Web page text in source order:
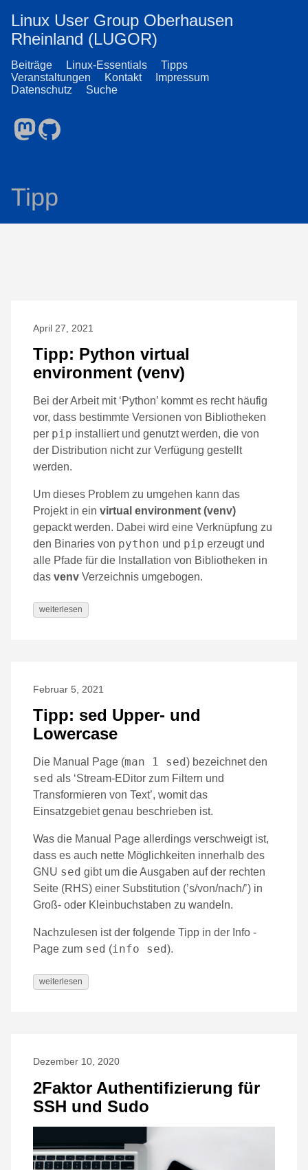
Linux User Group Oberhausen
Rheinland (LUGOR)
Beiträge Linux-Essentials
Tipps
Veranstaltungen
Kontakt
Impressum
Datenschutz
Suche
Tipp
April 27, 2021
Tipp: Python virtual
environment (venv)
Bei der Arbeit mit ‘Python’ kommt es recht häufig
vor, dass bestimmte Versionen von Bibliotheken
per pip installiert und genutzt werden, die von
der Distribution nicht zur Verfügung gestellt
werden.
Um dieses Problem zu umgehen kann das
Projekt in ein virtual environment (venv)
gepackt werden. Dabei wird eine Verknüpfung zu
den Binaries von python und pip erzeugt und
alle Pfade für die Installation von Bibliotheken in
das venv Verzeichnis umgebogen.
weiterlesen
Februar 5, 2021
Tipp: sed Upper- und
Lowercase
Die Manual Page (man 1 sed) bezeichnet den
sed als ‘Stream-EDitor zum Filtern und
Transformieren von Text’, womit das
Einsatzgebiet genau beschrieben ist.
Was die Manual Page allerdings verschweigt ist,
dass es auch nette Möglichkeiten innerhalb des
GNU sed gibt um die Ausgaben auf der rechten
Seite (RHS) einer Substitution (’s/von/nach/’) in
Groß- oder Kleinbuchstaben zu wandeln.
Nachzulesen ist der folgende Tipp in der Info -
Page zum sed (info sed).
weiterlesen
Dezember 10, 2020
2Faktor Authentifizierung für
SSH und Sudo